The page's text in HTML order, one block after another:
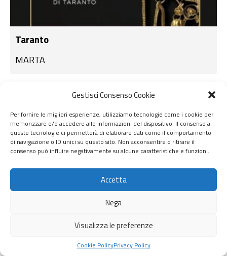
Gestisci Consenso Cookie
Per fornire le migliori esperienze, utilizziamo tecnologie come i cookie per
memorizzare e/o accedere alle informazioni del dispositivo. Il consenso a
queste tecnologie ci permetterà di elaborare dati come il comportamento
di navigazione o ID unici su questo sito. Non acconsentire o ritirare il
consenso può influire negativamente su alcune caratteristiche e funzioni.
Accetta
Nega
Visualizza le preferenze
Cookie PolicyPrivacy Policy
Taranto
MARTA